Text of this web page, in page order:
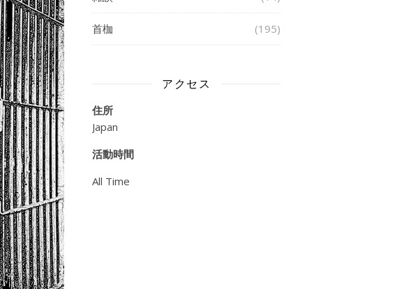
首枷 (195)
アクセス
住所
Japan
活動時間
All Time